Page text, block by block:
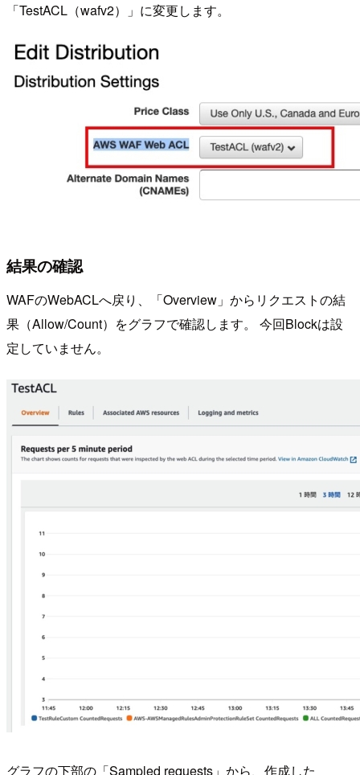
「TestACL（wafv2）」に変更します。
結果の確認
WAFのWebACLへ戻り、「Overview」からリクエストの結
果（Allow/Count）をグラフで確認します。 今回Blockは設
定していません。
グラフの下部の「Sampled requests」から、作成した